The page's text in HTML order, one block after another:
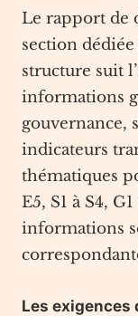
Le rapport de
section
structure suit
informations
gouvernance,
indicateurs
thématiques
E5, S1 à S4,
informations
Les exigences